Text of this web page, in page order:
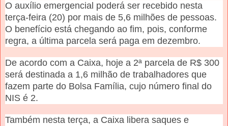
O auxílio emergencial poderá ser recebido nesta
terça-feira (20) por mais de 5,6 milhões de pessoas.
O benefício está chegando ao fim, pois, conforme
regra, a última parcela será paga em dezembro.
De acordo com a Caixa, hoje a 2ª parcela de R$ 300
será destinada a 1,6 milhão de trabalhadores que
fazem parte do Bolsa Família, cujo número final do
NIS é 2.
Também nesta terça, a Caixa libera saques e